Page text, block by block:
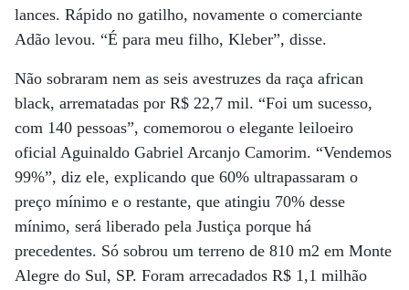
lances. Rápido no gatilho, novamente o comerciante
Adão levou. “É para meu filho, Kleber”, disse.
Não sobraram nem as seis avestruzes da raça african
black, arrematadas por R$ 22,7 mil. “Foi um sucesso,
com 140 pessoas”, comemorou o elegante leiloeiro
oficial Aguinaldo Gabriel Arcanjo Camorim. “Vendemos
99%”, diz ele, explicando que 60% ultrapassaram o
preço mínimo e o restante, que atingiu 70% desse
mínimo, será liberado pela Justiça porque há
precedentes. Só sobrou um terreno de 810 m2 em Monte
Alegre do Sul, SP. Foram arrecadados R$ 1,1 milhão